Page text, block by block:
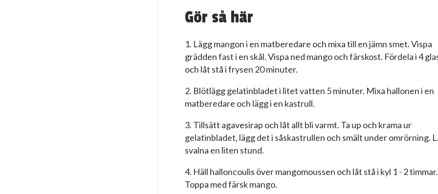
Gör så här
1. Lägg mangon i en matberedare och mixa till en jämn smet. Vispa
grädden fast i en skål. Vispa ned mango och färskost. Fördela i 4
och låt stå i frysen 20 minuter.
2. Blötlägg gelatinbladet i litet vatten 5 minuter. Mixa hallonen i en
matberedare och lägg i en kastrull.
3. Tillsätt agavesirap och låt allt bli varmt. Ta up och krama ur
gelatinbladet, lägg det i såskastrullen och smält under omrörning.
svalna en liten stund.
4. Häll halloncoulis över mangomoussen och låt stå i kyl 1 - 2 timmar.
Toppa med färsk mango.